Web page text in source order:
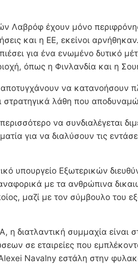
Λαβρόφ έχουν μόνο
και η ΕΕ, εκείνοι
για ένα ενωμένο δυτικό
όπως η Φινλανδία και η
να κατανοήσουν
στρατηγικά λάθη που
να συνδιαλέγεται
για να διαλύσουν τις
υπουργείο Εξωτερικών
με τα ανθρώπινα
μαζί με τον σύμβουλο του
διατλαντική συμμαχία είναι
σε εταιρείες που
Navalny εστάλη στην